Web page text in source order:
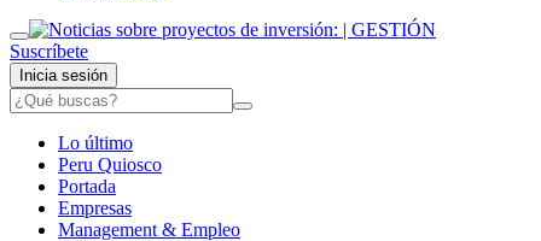
Suscríbete
Inicia sesión
Lo último
Peru Quiosco
Portada
Empresas
Management & Empleo